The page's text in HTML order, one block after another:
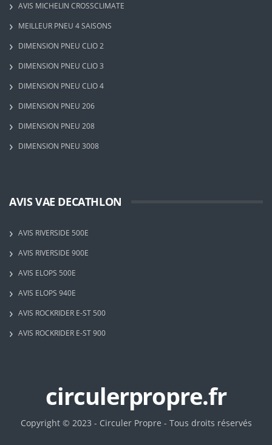
AVIS MICHELIN CROSSCLIMATE
MEILLEUR PNEU 4 SAISONS
DIMENSION PNEU CLIO 2
DIMENSION PNEU CLIO 3
DIMENSION PNEU CLIO 4
DIMENSION PNEU 206
DIMENSION PNEU 208
DIMENSION PNEU 3008
AVIS VAE DECATHLON
AVIS RIVERSIDE 500E
AVIS RIVERSIDE 900E
AVIS ELOPS 500E
AVIS ELOPS 940E
AVIS ROCKRIDER E-ST 500
AVIS ROCKRIDER E-ST 900
circulerpropre.fr
Copyright © 2023 - Circuler Propre - Tous droits réservés